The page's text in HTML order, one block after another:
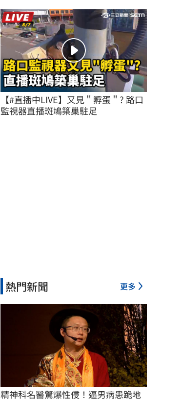
【#直播中LIVE】又見＂孵蛋＂? 路口
監視器直播斑鳩築巢駐足
熱門新聞 更多
精神科名醫驚爆性侵！逼男病患跪地